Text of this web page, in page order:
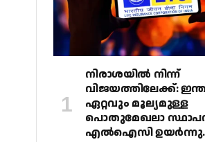
നിരാശയിൽ നിന്ന്
വിജയത്തിലേക്ക്:
ഏറ്റവും മൂല്യമുള്ള
പൊതുമേഖലാ
എൽഐസി ഉയർന്നു.